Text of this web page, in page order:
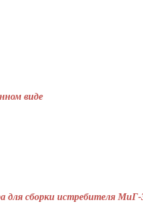
виде
для сборки истребителя МиГ-